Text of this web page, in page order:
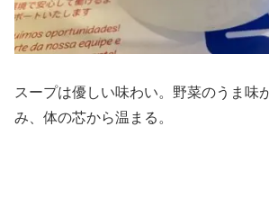
スープは優しい味わい。野菜のうま味
み、体の芯から温まる。